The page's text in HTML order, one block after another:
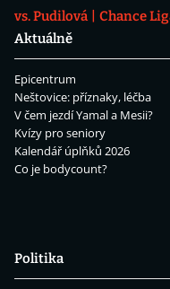
vs. Pudilová
Chance
Aktuálně
Epicentrum
Neštovice: příznaky, léčba
V čem jezdí Yamal a Mesii?
Kvízy pro seniory
Kalendář úplňků 2026
Co je bodycount?
Politika